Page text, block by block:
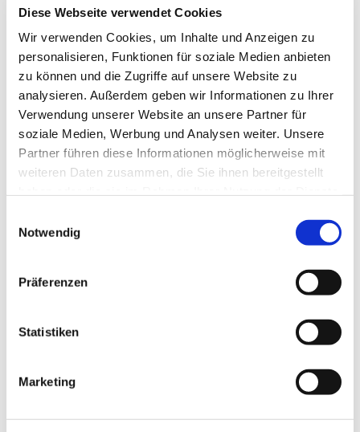
Diese Webseite verwendet Cookies
Wir verwenden Cookies, um Inhalte und Anzeigen zu
personalisieren, Funktionen für soziale Medien anbieten
zu können und die Zugriffe auf unsere Website zu
analysieren. Außerdem geben wir Informationen zu Ihrer
Verwendung unserer Website an unsere Partner für
soziale Medien, Werbung und Analysen weiter. Unsere
Partner führen diese Informationen möglicherweise mit
weiteren Daten zusammen, die Sie ihnen bereitgestellt
Notwendig
Präferenzen
Statistiken
Marketing
Dies könnte Sie auch